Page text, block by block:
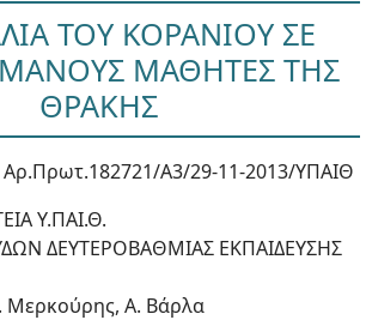
ΤΟΥ ΚΟΡΑΝΙΟΥ ΣΕ
ΜΑΘΗΤΕΣ ΤΗΣ
ΘΡΑΚΗΣ
Αρ.Πρωτ.182721/Α3/29-11-2013/ΥΠΑΙΘ
Υ.ΠΑΙ.Θ.
ΔΕΥΤΕΡΟΒΑΘΜΙΑΣ ΕΚΠΑΙΔΕΥΣΗΣ
Μερκούρης, Α. Βάρλα